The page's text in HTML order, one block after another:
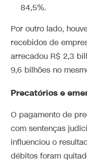
84,5%.
Por outro lado,
recebidos de
arrecadou R$ 2,3
9,6 bilhões no
Precatórios e
O pagamento de
com sentenças
influenciou o
débitos foram